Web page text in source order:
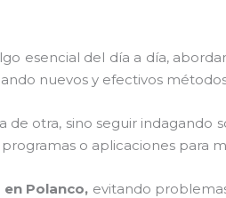
esencial del día a día,
nuevos y efectivos
otra, sino seguir indagando
o aplicaciones para
Polanco, evitando